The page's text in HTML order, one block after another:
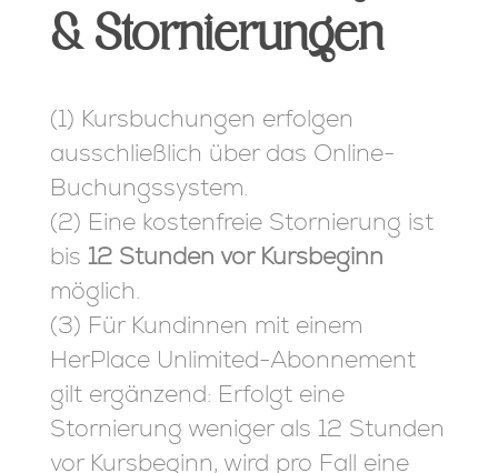
& Stornierungen
(1) Kursbuchungen erfolgen
ausschließlich über das Online-
Buchungssystem.
(2) Eine kostenfreie Stornierung ist
bis 12 Stunden vor Kursbeginn
möglich.
(3) Für Kundinnen mit einem
HerPlace Unlimited-Abonnement
gilt ergänzend: Erfolgt eine
Stornierung weniger als 12 Stunden
vor Kursbeginn, wird pro Fall eine